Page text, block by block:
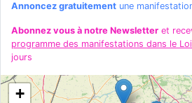
Annoncez gratuitement une
Abonnez vous à notre Newsletter et
programme des manifestations dans le
jours
+